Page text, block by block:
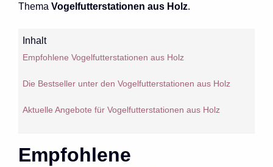
Thema Vogelfutterstationen aus Holz.
Inhalt
Empfohlene Vogelfutterstationen aus Holz
Die Bestseller unter den Vogelfutterstationen aus Holz
Aktuelle Angebote für Vogelfutterstationen aus Holz
Empfohlene